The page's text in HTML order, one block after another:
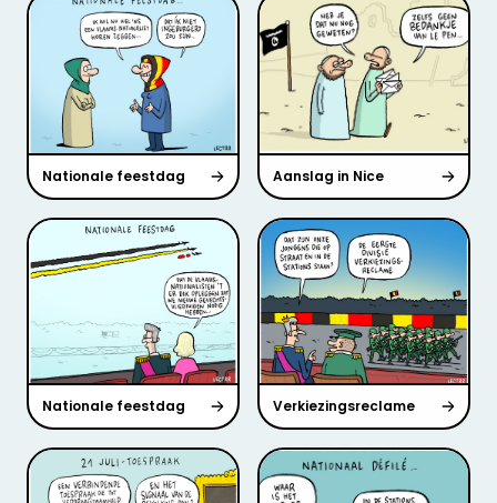
Nationale feestdag Aanslag in Nice
Nationale feestdag Verkiezingsreclame